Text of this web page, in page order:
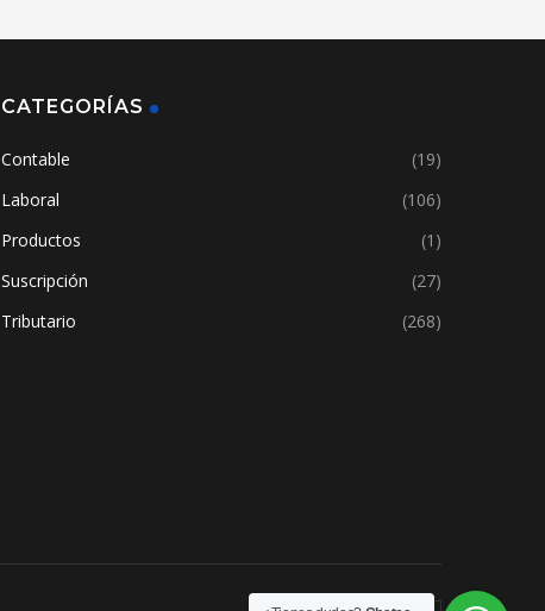
CATEGORÍAS
Contable
(19)
Laboral
(106)
Productos
(1)
Suscripción
(27)
Tributario
(268)